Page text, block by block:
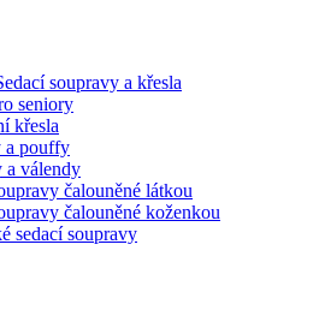
soupravy a křesla
seniory
křesla
a pouffy
a válendy
čalouněné látkou
čalouněné koženkou
sedací soupravy